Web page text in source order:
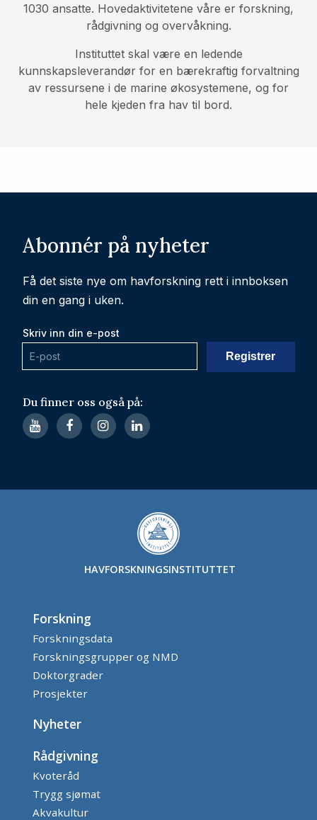
1030 ansatte. Hovedaktivitetene våre er forskning,
rådgivning og overvåkning.
Instituttet skal være en ledende
kunnskapsleverandør for en bærekraftig forvaltning
av ressursene i de marine økosystemene, og for
hele kjeden fra hav til bord.
Du finner oss også på:
Abonnér på nyheter
Få det siste nye om havforskning rett i innboksen
din en gang i uken.
Skriv inn din e-post
HAVFORSKNINGSINSTITUTTET
Forskning
Forskningsdata
Forskningsgrupper og NMD
Doktorgrader
Prosjekter
Nyheter
Rådgivning
Kvoteråd
Trygg sjømat
Akvakultur